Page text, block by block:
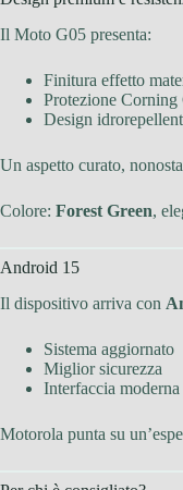
Il Moto G05 presenta:
Finitura effetto
Protezione
Design
Un aspetto curato,
Colore: Forest Green,
Android 15
Il dispositivo arriva con
Sistema aggiornato
Miglior sicurezza
Interfaccia moderna
Motorola punta su